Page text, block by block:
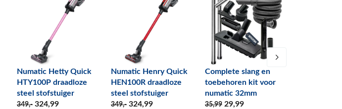
Numatic Hetty Quick
HTY100P draadloze
steel stofstuiger
349,- 324,99
Numatic Henry Quick
HEN100R draadloze
steel stofstuiger
349,- 324,99
Complete slang en
toebehoren kit voor
numatic 32mm
35,99 29,99